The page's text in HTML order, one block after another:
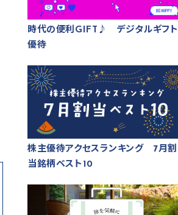
時代の便利GIFT♪ デジタルギフト
優待
株主優待アクセスランキング 7月割
当銘柄ベスト10